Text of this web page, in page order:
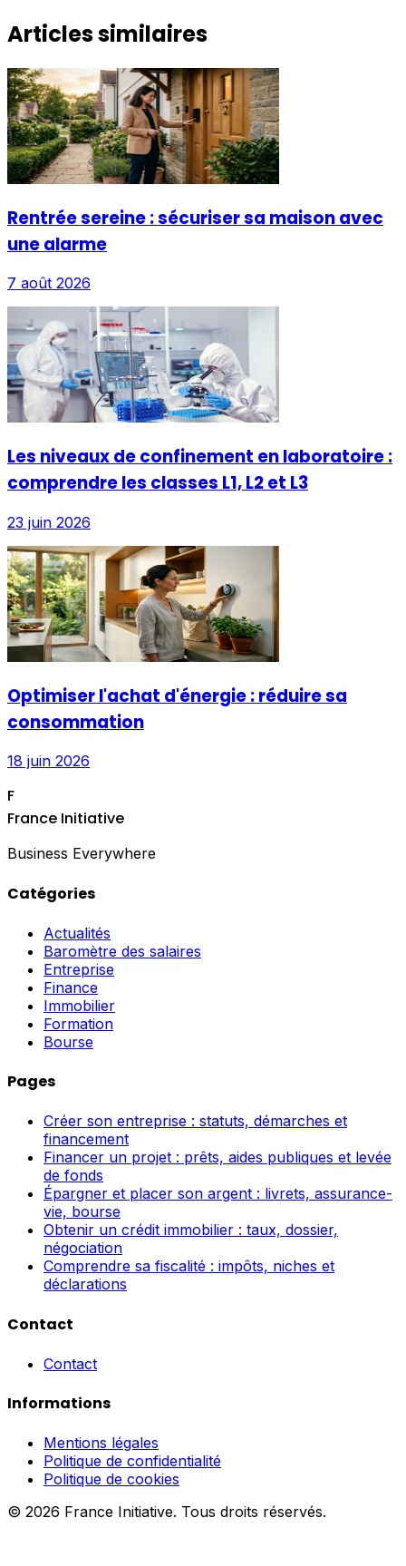
Articles similaires
Rentrée sereine : sécuriser sa maison avec
une alarme
7 août 2026
Les niveaux de confinement en laboratoire :
comprendre les classes L1, L2 et L3
23 juin 2026
Optimiser l'achat d'énergie : réduire sa
consommation
18 juin 2026
F
France Initiative
Business Everywhere
Catégories
Actualités
Baromètre des salaires
Entreprise
Finance
Immobilier
Formation
Bourse
Pages
Créer son entreprise : statuts, démarches et
financement
Financer un projet : prêts, aides publiques et levée
de fonds
Épargner et placer son argent : livrets, assurance-
vie, bourse
Obtenir un crédit immobilier : taux, dossier,
négociation
Comprendre sa fiscalité : impôts, niches et
déclarations
Contact
Contact
Informations
Mentions légales
Politique de confidentialité
Politique de cookies
© 2026 France Initiative. Tous droits réservés.